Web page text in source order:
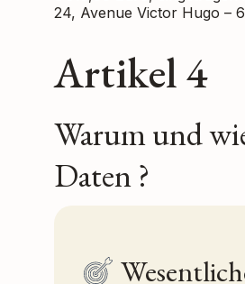
24, Avenue Victor Hugo –
Artikel 4
Warum und
Daten ?